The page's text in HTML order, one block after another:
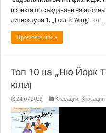
проекта по създаване на
литература 1. „Fourth Wing“ от
Прочетете още »
Топ 10 на „Ню Йорк
юли)
24.07.2023 Класации,